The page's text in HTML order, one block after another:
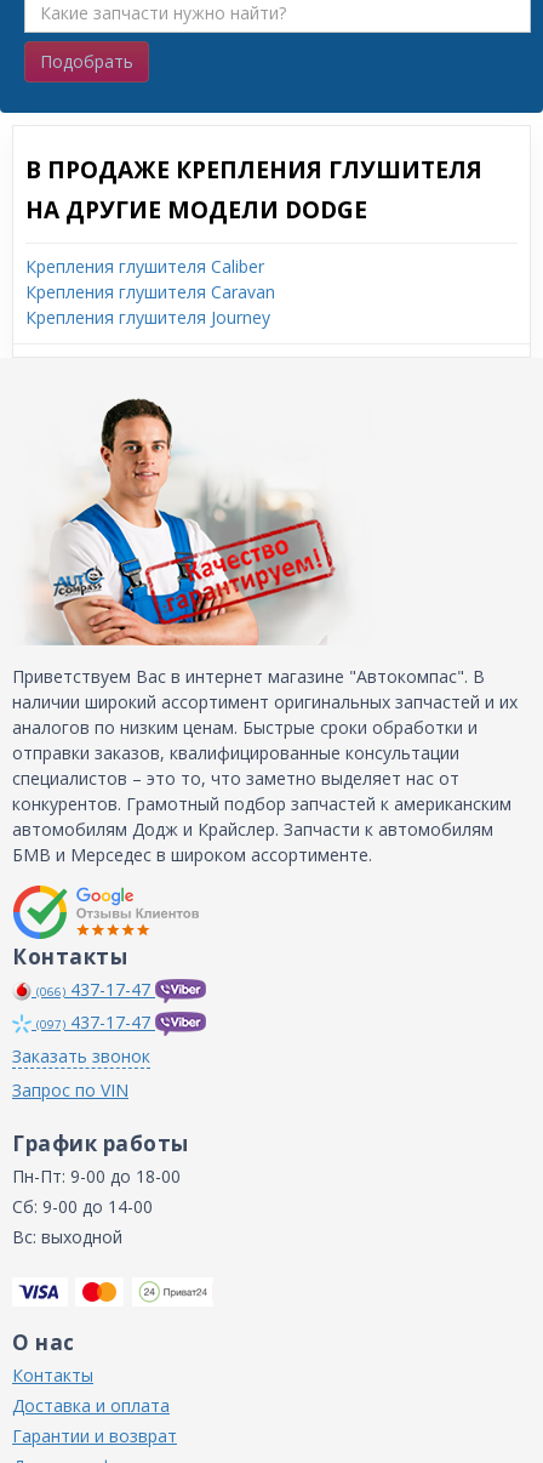
Подобрать
В ПРОДАЖЕ КРЕПЛЕНИЯ ГЛУШИТЕЛЯ
НА ДРУГИЕ МОДЕЛИ DODGE
Крепления глушителя Caliber
Крепления глушителя Caravan
Крепления глушителя Journey
Приветствуем Вас в интернет магазине "Автокомпас". В
наличии широкий ассортимент оригинальных запчастей и их
аналогов по низким ценам. Быстрые сроки обработки и
отправки заказов, квалифицированные консультации
специалистов – это то, что заметно выделяет нас от
конкурентов. Грамотный подбор запчастей к американским
автомобилям Додж и Крайслер. Запчасти к автомобилям
БМВ и Мерседес в широком ассортименте.
Контакты
(066) 437-17-47
(097) 437-17-47
Заказать звонок
Запрос по VIN
График работы
Пн-Пт: 9-00 до 18-00
Сб: 9-00 до 14-00
Вс: выходной
О нас
Контакты
Доставка и оплата
Гарантии и возврат